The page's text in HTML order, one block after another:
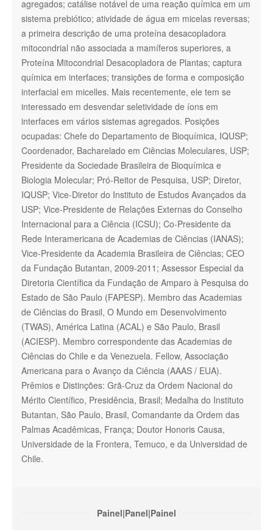
agregados; catálise notável de uma reação química em um
sistema prebiótico; atividade de água em micelas reversas;
a primeira descrição de uma proteína desacopladora
mitocondrial não associada a mamíferos superiores, a
Proteína Mitocondrial Desacopladora de Plantas; captura
química em interfaces; transições de forma e composição
interfacial em micelles. Mais recentemente, ele tem se
interessado em desvendar seletividade de íons em
interfaces em vários sistemas agregados. Posições
ocupadas: Chefe do Departamento de Bioquímica, IQUSP;
Coordenador, Bacharelado em Ciências Moleculares, USP;
Presidente da Sociedade Brasileira de Bioquímica e
Biologia Molecular; Pró-Reitor de Pesquisa, USP; Diretor,
IQUSP; Vice-Diretor do Instituto de Estudos Avançados da
USP; Vice-Presidente de Relações Externas do Conselho
Internacional para a Ciência (ICSU); Co-Presidente da
Rede Interamericana de Academias de Ciências (IANAS);
Vice-Presidente da Academia Brasileira de Ciências; CEO
da Fundação Butantan, 2009-2011; Assessor Especial da
Diretoria Científica da Fundação de Amparo à Pesquisa do
Estado de São Paulo (FAPESP). Membro das Academias
de Ciências do Brasil, O Mundo em Desenvolvimento
(TWAS), América Latina (ACAL) e São Paulo, Brasil
(ACIESP). Membro correspondente das Academias de
Ciências do Chile e da Venezuela. Fellow, Associação
Americana para o Avanço da Ciência (AAAS / EUA).
Prêmios e Distinções: Grã-Cruz da Ordem Nacional do
Mérito Científico, Presidência, Brasil; Medalha do Instituto
Butantan, São Paulo, Brasil, Comandante da Ordem das
Palmas Acadêmicas, França; Doutor Honoris Causa,
Universidade de la Frontera, Temuco, e da Universidad de
Chile.
Painel|Panel|Painel